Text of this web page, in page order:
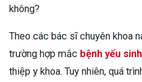
không?
Theo các bác sĩ chuyên khoa
trường hợp mắc bệnh yếu
thiệp y khoa. Tuy nhiên, quá